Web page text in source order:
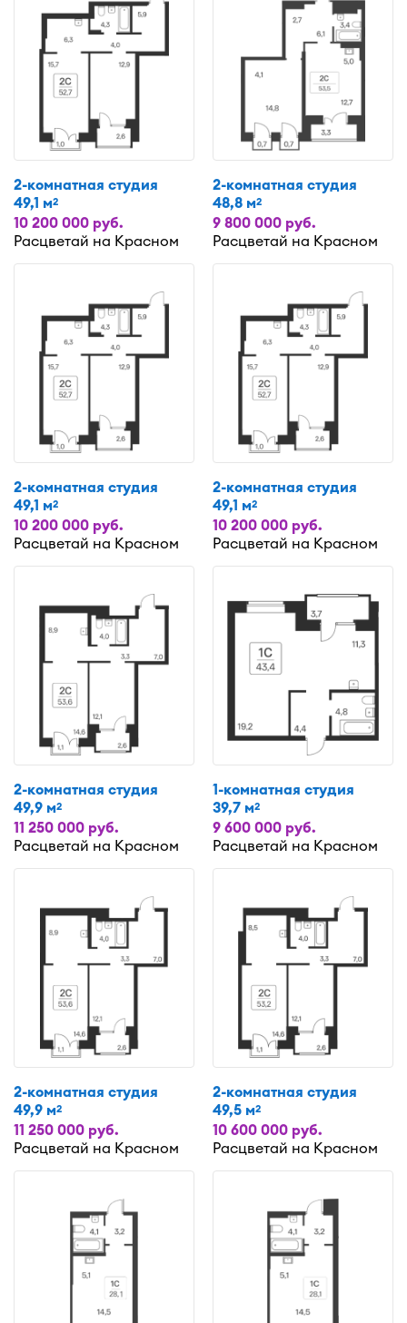
2-комнатная студия
49,1 м2
10 200 000 руб.
Расцветай на Красном
2-комнатная студия
48,8 м2
9 800 000 руб.
Расцветай на Красном
2-комнатная студия
49,1 м2
10 200 000 руб.
Расцветай на Красном
2-комнатная студия
49,1 м2
10 200 000 руб.
Расцветай на Красном
2-комнатная студия
49,9 м2
11 250 000 руб.
Расцветай на Красном
1-комнатная студия
39,7 м2
9 600 000 руб.
Расцветай на Красном
2-комнатная студия
49,9 м2
11 250 000 руб.
Расцветай на Красном
2-комнатная студия
49,5 м2
10 600 000 руб.
Расцветай на Красном